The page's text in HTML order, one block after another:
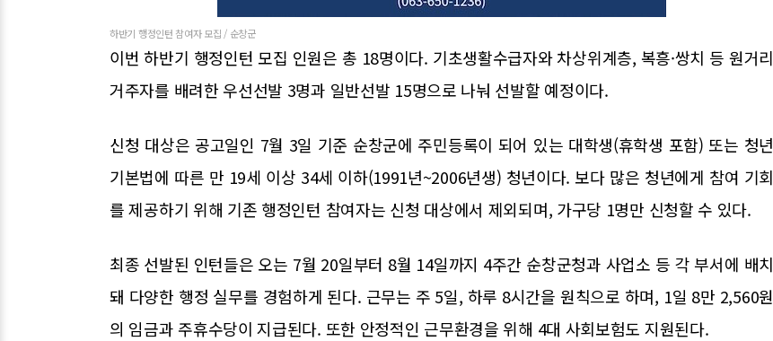
하반기 행정인턴 참여자 모집 / 순창군
이번 하반기 행정인턴 모집 인원은 총 18명이다. 기초생활수급자와 차상위계층, 복흥·쌍치 등 원거리
거주자를 배려한 우선선발 3명과 일반선발 15명으로 나눠 선발할 예정이다.
신청 대상은 공고일인 7월 3일 기준 순창군에 주민등록이 되어 있는 대학생(휴학생 포함) 또는 청년
기본법에 따른 만 19세 이상 34세 이하(1991년~2006년생) 청년이다. 보다 많은 청년에게 참여 기회
를 제공하기 위해 기존 행정인턴 참여자는 신청 대상에서 제외되며, 가구당 1명만 신청할 수 있다.
최종 선발된 인턴들은 오는 7월 20일부터 8월 14일까지 4주간 순창군청과 사업소 등 각 부서에 배치
돼 다양한 행정 실무를 경험하게 된다. 근무는 주 5일, 하루 8시간을 원칙으로 하며, 1일 8만 2,560원
의 임금과 주휴수당이 지급된다. 또한 안정적인 근무환경을 위해 4대 사회보험도 지원된다.